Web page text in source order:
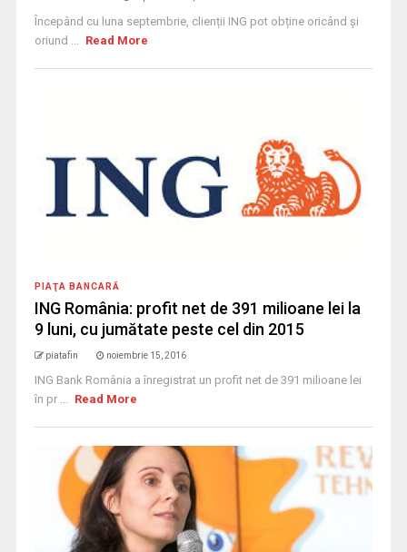
Începând cu luna septembrie, clienții ING pot obține oricând și
oriund ... Read More
PIAŢA BANCARĂ
ING România: profit net de 391 milioane lei la
9 luni, cu jumătate peste cel din 2015
piatafin noiembrie 15, 2016
ING Bank România a înregistrat un profit net de 391 milioane lei
în pr ... Read More